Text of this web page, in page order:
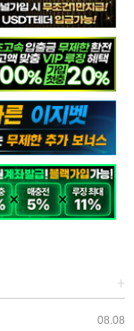
+
08.08